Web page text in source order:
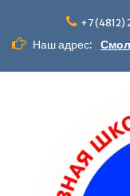
содержимому
+7
Наш адрес: